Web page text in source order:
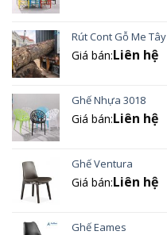
Rút Cont Gỗ Me Tây
Giá bán:Liên hệ
Ghế Nhựa 3018
Giá bán:Liên hệ
Ghế Ventura
Giá bán:Liên hệ
Ghế Eames